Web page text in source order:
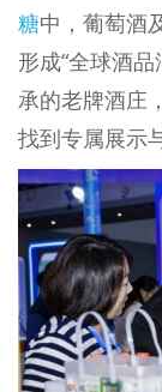
糖中，葡萄酒
形成“全球酒
承的老牌酒庄
找到专属展示